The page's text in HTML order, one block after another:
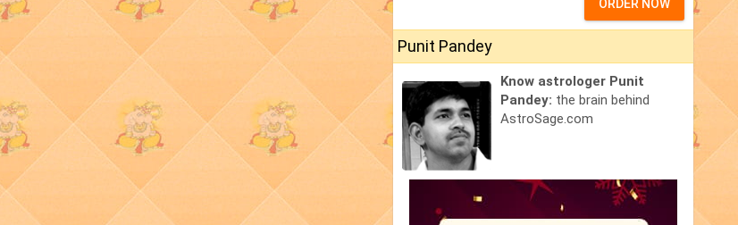
ORDER NOW
Punit Pandey
Know astrologer Punit
Pandey: the brain behind
AstroSage.com